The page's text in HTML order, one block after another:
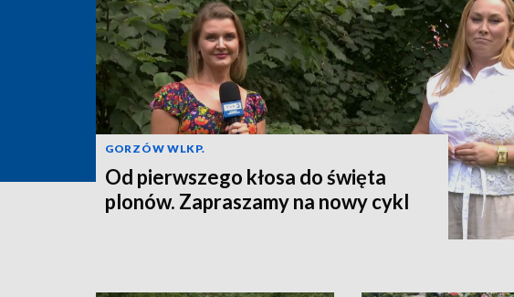
GORZÓW WLKP.
Od pierwszego kłosa do święta
plonów. Zapraszamy na nowy cykl